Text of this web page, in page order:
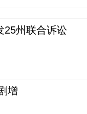
25州联合诉讼
增